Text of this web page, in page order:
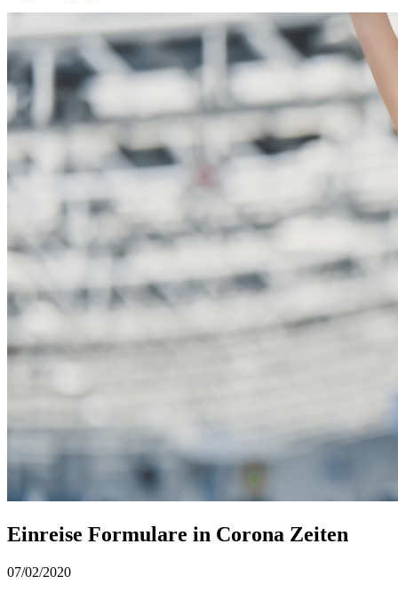
Einreise Formulare in Corona Zeiten
07/02/2020